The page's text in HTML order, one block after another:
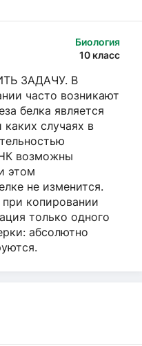
Биология
10 класс
ЗАДАЧУ. В
часто возникают
белка является
каких случаях в
возможны
этом
не изменится.
копировании
только одного
абсолютно